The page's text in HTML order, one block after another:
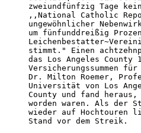
zweiundfünfzig Tage
,,National Catholic
ungewöhnlicher
um fünfunddreißig
stimmt." Einen
das Los Angeles
Versicherungssummen
Dr. Milton Roemer,
Universität von Los
County und fand heraus,
worden waren. Als der
wieder auf
Stand vor dem Streik.